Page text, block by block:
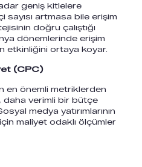
geniş kitlelere
sayısı artmasa bile erişim
doğru çalıştığı
dönemlerinde erişim
etkinliğini ortaya koyar.
(CPC)
en önemli metriklerden
daha verimli bir bütçe
medya yatırımlarının
maliyet odaklı ölçümler